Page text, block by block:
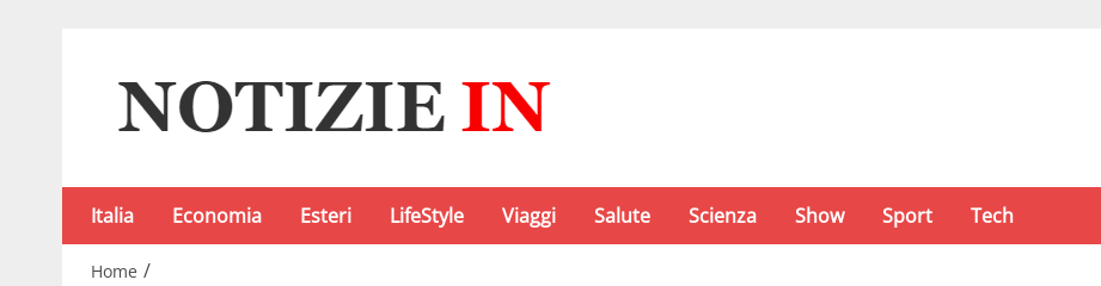
Italia Economia Esteri LifeStyle Viaggi Salute Scienza Show Sport Tech
Home /